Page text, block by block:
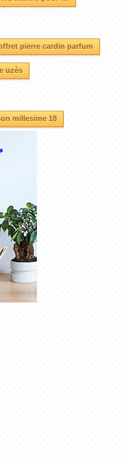
pierre cardin parfum
uzès
millesime 18